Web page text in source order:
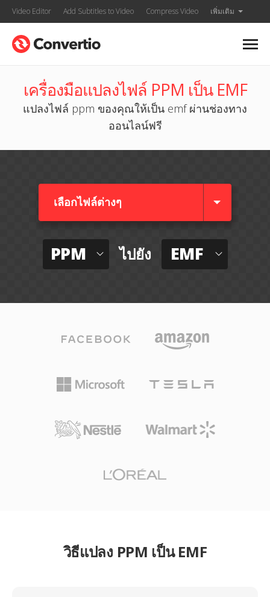
Video Editor Add Subtitles to Video Compress Video เพิ่มเติม
เครื่องมือแปลงไฟล์ PPM เป็น EMF
แปลงไฟล์ ppm ของคุณให้เป็น emf ผ่านช่องทาง
ออนไลน์ฟรี
เลือกไฟล์ต่างๆ​
PPM ไปยัง EMF
วิธีแปลง PPM เป็น EMF